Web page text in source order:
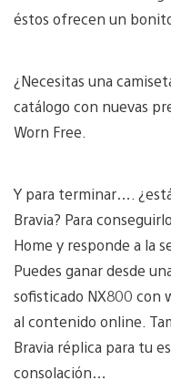
éstos ofrecen un
¿Necesitas una
catálogo con nuevas
Worn Free.
Y para terminar….
Bravia? Para
Home y responde a la
Puedes ganar desde
sofisticado NX800 con
al contenido online.
Bravia réplica para tu
consolación…